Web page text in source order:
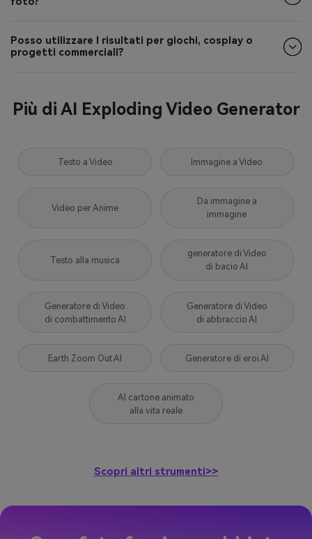
Posso utilizzare I risultati per giochi, cosplay o
progetti commerciali?
Più di AI Exploding Video Generator
Testo a Video Immagine a Video
Video per Anime
Da immagine a
immagine
Testo alla musica
generatore di Video
di bacio AI
Generatore di Video
di combattimento AI
Generatore di Video
di abbraccio AI
Earth Zoom Out AI Generatore di eroi AI
AI cartone animato
alla vita reale
Scopri altri strumenti>>